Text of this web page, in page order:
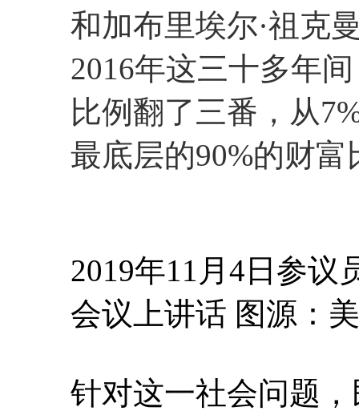
和加布里埃尔·祖克
2016年这三十多年
比例翻了三番，从
最底层的90%的财富
2019年11月4日参议
会议上讲话 图源：
针对这一社会问题